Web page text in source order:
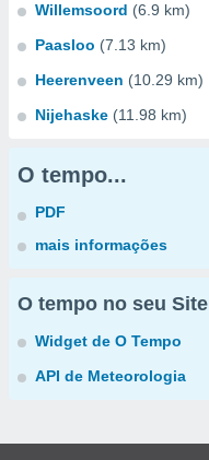
Willemsoord (6.9 km)
Paasloo (7.13 km)
Heerenveen (10.29 km)
Nijehaske (11.98 km)
O tempo...
PDF
mais informações
O tempo no seu Site
Widget de O Tempo
API de Meteorologia